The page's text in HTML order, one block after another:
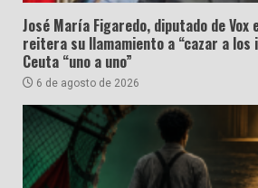
José María Figaredo, diputado de Vox
reitera su llamamiento a “cazar a los
Ceuta “uno a uno”
6 de agosto de 2026